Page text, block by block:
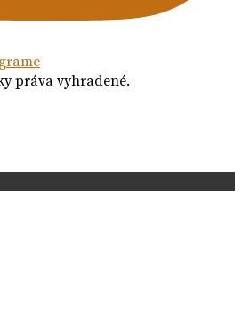
práva vyhradené.